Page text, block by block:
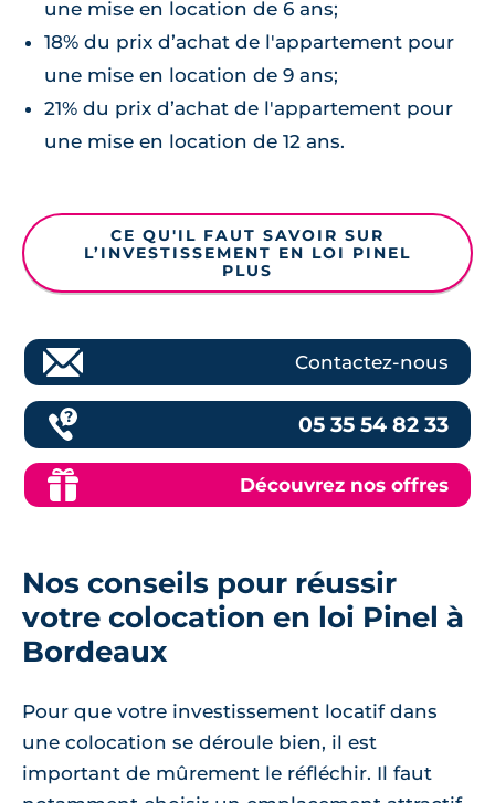
une mise en location de 6 ans;
18% du prix d’achat de l'appartement pour
une mise en location de 9 ans;
21% du prix d’achat de l'appartement pour
une mise en location de 12 ans.
CE QU'IL FAUT SAVOIR SUR
L’INVESTISSEMENT EN LOI PINEL
PLUS
Contactez-nous
05 35 54 82 33
Découvrez nos offres
Nos conseils pour réussir
votre colocation en loi Pinel à
Bordeaux
Pour que votre investissement locatif dans
une colocation se déroule bien, il est
important de mûrement le réfléchir. Il faut